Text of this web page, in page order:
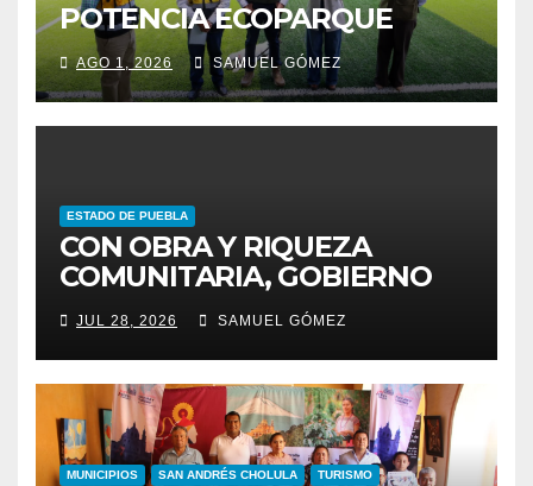
POTENCIA ECOPARQUE
PENSAR EN GRANDE COMO
REFERENTE AMBIENTAL
AGO 1, 2026 SAMUEL GÓMEZ
ESTADO DE PUEBLA
CON OBRA Y RIQUEZA
COMUNITARIA, GOBIERNO
ESTATAL INCENTIVA AL
TALENTO ARTESANAL
JUL 28, 2026 SAMUEL GÓMEZ
MUNICIPIOS SAN ANDRÉS CHOLULA TURISMO